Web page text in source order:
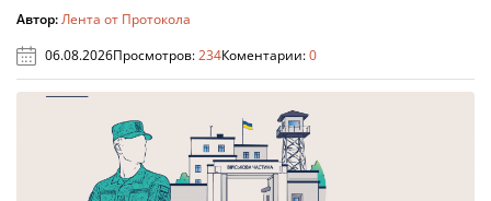
Автор:Лента от Протокола
06.08.2026Просмотров:234Коментарии:0